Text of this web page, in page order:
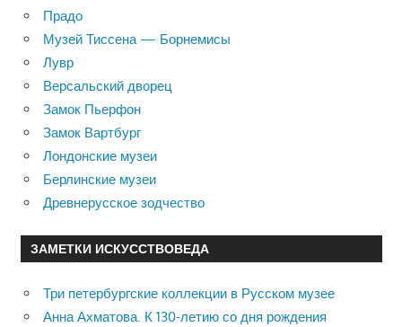
Прадо
Музей Тиссена — Борнемисы
Лувр
Версальский дворец
Замок Пьерфон
Замок Вартбург
Лондонские музеи
Берлинские музеи
Древнерусское зодчество
ЗАМЕТКИ ИСКУССТВОВЕДА
Три петербургские коллекции в Русском музее
Анна Ахматова. К 130-летию со дня рождения